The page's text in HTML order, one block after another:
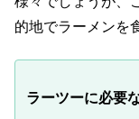
的地でラーメンを
ラーツーに必要